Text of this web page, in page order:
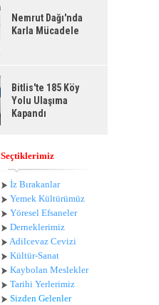
Nemrut Dağı'nda
Karla Mücadele
Bitlis'te 185 Köy
Yolu Ulaşıma
Kapandı
Seçtiklerimiz
İz Bırakanlar
Yemek Kültürümüz
Yöresel Efsaneler
Derneklerimiz
Adilcevaz Cevizi
Kültür-Sanat
Kaybolan Meslekler
Tarihi Yerlerimiz
Sizden Gelenler